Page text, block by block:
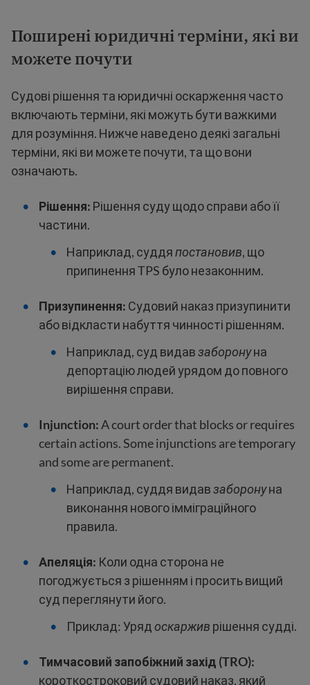
Поширені юридичні терміни, які ви
можете почути
Судові рішення та юридичні оскарження часто
включають терміни, які можуть бути важкими
для розуміння. Нижче наведено деякі загальні
терміни, які ви можете почути, та що вони
означають.
Рішення: Рішення суду щодо справи або її
частини.
Наприклад, суддяпостановив, що
припинення TPS було незаконним.
Призупинення: Судовий наказ призупинити
або відкласти набуття чинності рішенням.
Наприклад, суд видавзаборонуна
депортацію людей урядом до повного
вирішення справи.
Injunction:A court order that blocks or requires
certain actions. Some injunctions are temporary
and some are permanent.
Наприклад, суддя видавзаборонуна
виконання нового імміграційного
правила.
Апеляція: Коли одна сторона не
погоджується з рішенням і просить вищий
суд переглянути його.
Приклад: Урядоскаржив рішення судді.
Тимчасовий запобіжний захід (TRO):
короткостроковий судовий наказ, який